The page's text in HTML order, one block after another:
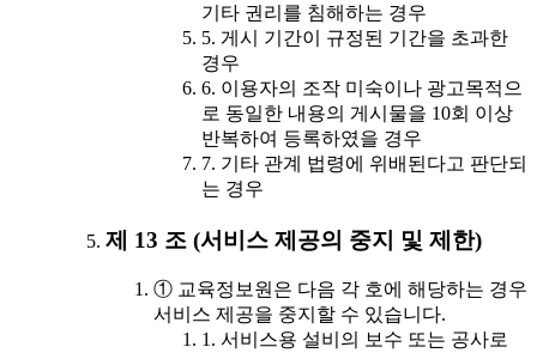
기타 권리를 침해하는 경우
5. 게시 기간이 규정된 기간을 초과한
경우
6. 이용자의 조작 미숙이나 광고목적으
로 동일한 내용의 게시물을 10회 이상
반복하여 등록하였을 경우
7. 기타 관계 법령에 위배된다고 판단되
는 경우
제 13 조 (서비스 제공의 중지 및 제한)
① 교육정보원은 다음 각 호에 해당하는 경우
서비스 제공을 중지할 수 있습니다.
1. 서비스용 설비의 보수 또는 공사로